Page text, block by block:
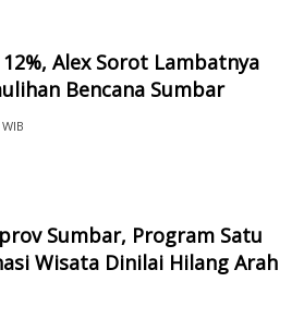
Alex Sorot Lambatnya
Bencana Sumbar
Sumbar, Program Satu
Wisata Dinilai Hilang Arah